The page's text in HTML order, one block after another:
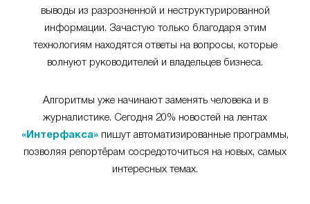
выводы из разрозненной и неструктурированной
информации. Зачастую только благодаря этим
технологиям находятся ответы на вопросы, которые
волнуют руководителей и владельцев бизнеса.
Алгоритмы уже начинают заменять человека и в
журналистике. Сегодня 20% новостей на лентах
«Интерфакса» пишут автоматизированные программы,
позволяя репортёрам сосредоточиться на новых, самых
интересных темах.